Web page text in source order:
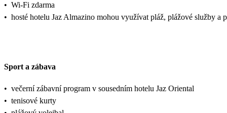
• Wi-Fi zdarma
• hosté hotelu Jaz Almazino mohou využívat pláž, plážové služby a
Sport a zábava
• večerní zábavní program v sousedním hotelu Jaz Oriental
• tenisové kurty